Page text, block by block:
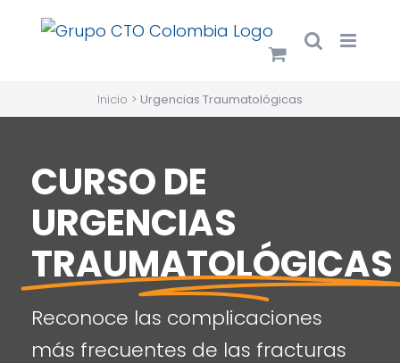
Saltar
Inicio > Urgencias Traumatológicas
CURSO DE
URGENCIAS
TRAUMATOLÓGICAS
Reconoce las complicaciones
más frecuentes de las fracturas